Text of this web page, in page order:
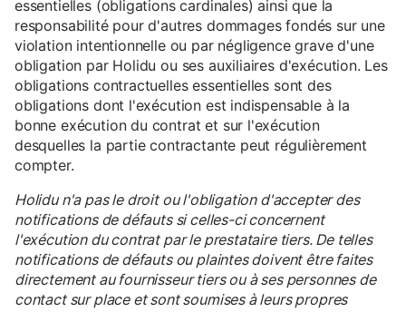
essentielles (obligations cardinales) ainsi que la
responsabilité pour d'autres dommages fondés sur une
violation intentionnelle ou par négligence grave d'une
obligation par Holidu ou ses auxiliaires d'exécution. Les
obligations contractuelles essentielles sont des
obligations dont l'exécution est indispensable à la
bonne exécution du contrat et sur l'exécution
desquelles la partie contractante peut régulièrement
compter.
Holidu n'a pas le droit ou l'obligation d'accepter des
notifications de défauts si celles-ci concernent
l'exécution du contrat par le prestataire tiers. De telles
notifications de défauts ou plaintes doivent être faites
directement au fournisseur tiers ou à ses personnes de
contact sur place et sont soumises à leurs propres